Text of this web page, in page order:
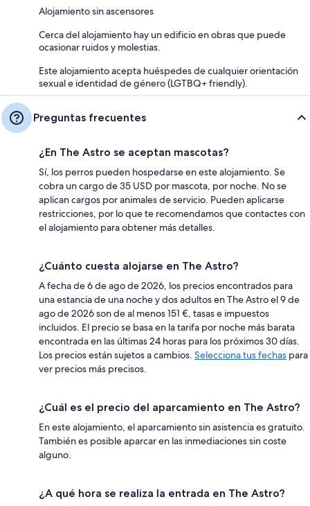
Alojamiento sin ascensores
Cerca del alojamiento hay un edificio en obras que puede
ocasionar ruidos y molestias.
Este alojamiento acepta huéspedes de cualquier orientación
sexual e identidad de género (LGTBQ+ friendly).
Preguntas frecuentes
¿En The Astro se aceptan mascotas?
Sí, los perros pueden hospedarse en este alojamiento. Se
cobra un cargo de 35 USD por mascota, por noche. No se
aplican cargos por animales de servicio. Pueden aplicarse
restricciones, por lo que te recomendamos que contactes con
el alojamiento para obtener más detalles.
¿Cuánto cuesta alojarse en The Astro?
A fecha de 6 de ago de 2026, los precios encontrados para
una estancia de una noche y dos adultos en The Astro el 9 de
ago de 2026 son de al menos 151 €, tasas e impuestos
incluidos. El precio se basa en la tarifa por noche más barata
encontrada en las últimas 24 horas para los próximos 30 días.
Los precios están sujetos a cambios. Selecciona tus fechas para
ver precios más precisos.
¿Cuál es el precio del aparcamiento en The Astro?
En este alojamiento, el aparcamiento sin asistencia es gratuito.
También es posible aparcar en las inmediaciones sin coste
alguno.
¿A qué hora se realiza la entrada en The Astro?